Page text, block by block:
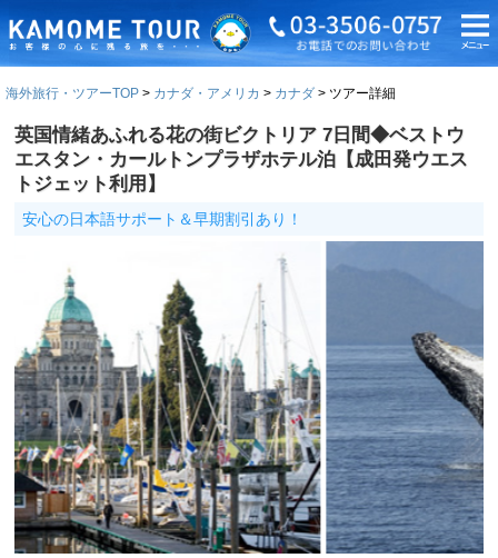
海外旅行・ツアーTOP カナダ・アメリカ カナダ ツアー詳細
英国情緒あふれる花の街ビクトリア 7日間◆ベストウ
エスタン・カールトンプラザホテル泊【成田発ウエス
トジェット利用】
安心の日本語サポート＆早期割引あり！